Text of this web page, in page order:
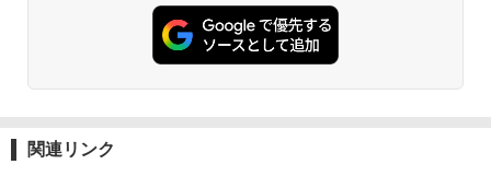
￥2,695
PYKES PEAK (パイクスピーク) 着替えテン
ト プライバシー テント 【中が透けない】 1
人用 折りたたみ 防災グッズ 災害用トイレ ビ
易 トイレテント (グレー)
￥3,680
026リニューアル 急速冷凍 空間倍増 衛生的
関連リンク